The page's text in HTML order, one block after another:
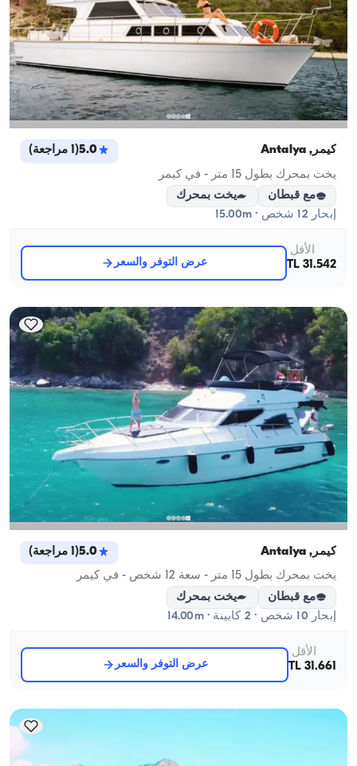
كيمر, Antalya 5.0
( مراجعة)
يخت بمحرك بطول 15 متر - في كيمر
مع قبطان
يخت بمحرك
إبحار 12 شخص · 15.00m
الأقل
31.542 TL
عرض التوفر والسعر
كيمر, Antalya 5.0
(
1 مراجعة)
يخت بمحرك بطول 15 متر - سعة 12 شخص - في كيمر
مع قبطان
يخت بمحرك
إبحار 10 شخص · 2 كابينة · 14.00m
الأقل
31.661 TL
عرض التوفر والسعر